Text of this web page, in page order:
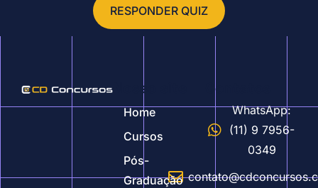
RESPONDER QUIZ
Nosso site
Home
Cursos
Pós-
Graduação
Contatos
WhatsApp:
(11) 9 7956-
0349